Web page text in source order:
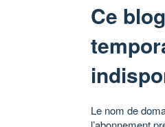
Ce
Le nom de